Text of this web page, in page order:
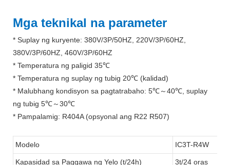
Mga teknikal na parameter
* Suplay ng kuryente: 380V/3P/50HZ, 220V/3P/60HZ,
380V/3P/60HZ, 460V/3P/60HZ
* Temperatura ng paligid 35℃
* Temperatura ng suplay ng tubig 20℃ (kalidad)
* Malubhang kondisyon sa pagtatrabaho: 5℃～40℃, suplay
ng tubig 5℃～30℃
* Pampalamig: R404A (opsyonal ang R22 R507)
Modelo IC3T-R4W
Kapasidad sa Paggawa ng Yelo (t/24h) 3t/24 oras